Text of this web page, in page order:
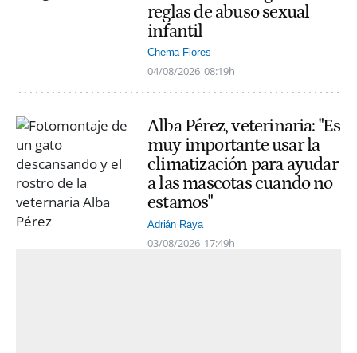
reglas de abuso sexual
infantil
Chema Flores
04/08/2026 08:19h
Alba Pérez, veterinaria: "Es
muy importante usar la
climatización para ayudar
a las mascotas cuando no
estamos"
Adrián Raya
03/08/2026 17:49h